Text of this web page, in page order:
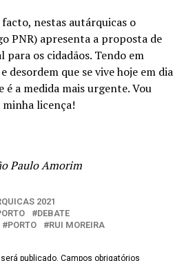
nestas autárquicas o
PNR) apresenta a proposta de
para os cidadãos. Tendo em
desordem que se vive hoje em dia
é a medida mais urgente. Vou
licença!
Paulo Amorim
2021
DEBATE
PORTO RUI MOREIRA
publicado. Campos obrigatórios